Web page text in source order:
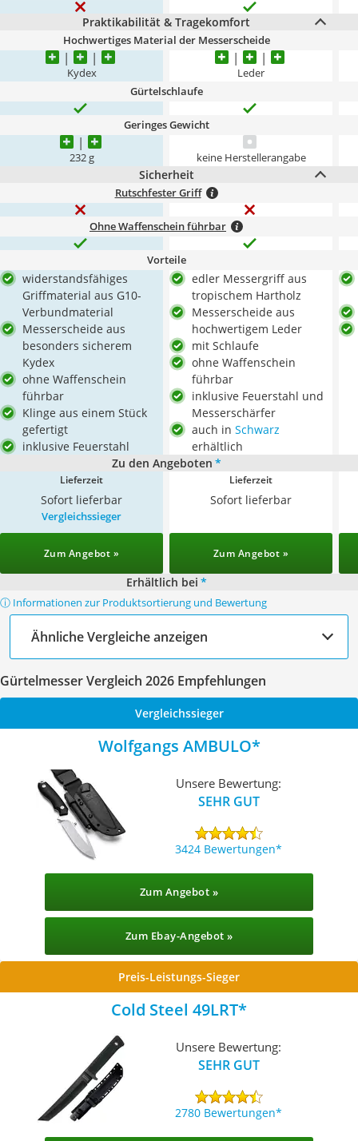
Praktikabilität & Tragekomfort
Hochwertiges Material der Messerscheide
Kydex Leder
Gürtelschlaufe
Geringes Gewicht
232 g keine Herstellerangabe
Sicherheit
Rutschfester Griff
Ohne Waffenschein führbar
Vorteile
widerstandsfähiges
Griffmaterial aus G10-
Verbundmaterial
Messerscheide aus
besonders sicherem
Kydex
ohne Waffenschein
führbar
Klinge aus einem Stück
gefertigt
inklusive Feuerstahl
edler Messergriff aus
tropischem Hartholz
Messerscheide aus
hochwertigem Leder
mit Schlaufe
ohne Waffenschein
führbar
inklusive Feuerstahl und
Messerschärfer
auch in Schwarz
erhältlich
Zu den Angeboten *
Lieferzeit
Sofort lieferbar
Lieferzeit
Sofort lieferbar
Vergleichssieger
Zum Angebot » Zum Angebot »
Erhältlich bei *
ⓘ Informationen zur Produktsortierung und Bewertung
Ähnliche Vergleiche anzeigen
Gürtelmesser Vergleich 2026 Empfehlungen
Vergleichssieger
Wolfgangs AMBULO
Unsere Bewertung:
SEHR GUT
3424 Bewertungen
Zum Angebot »
Zum Ebay-Angebot »
Preis-Leistungs-Sieger
Cold Steel 49LRT
Unsere Bewertung:
SEHR GUT
2780 Bewertungen